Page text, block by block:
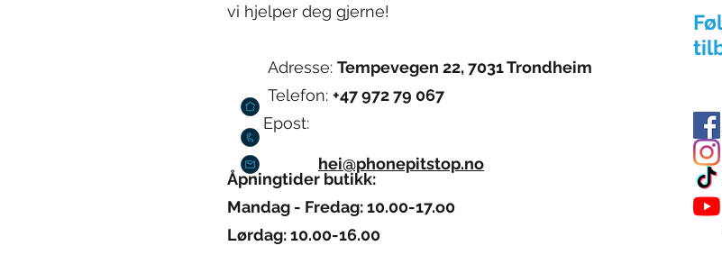
vi hjelper deg gjerne!
Adresse: Tempevegen 22, 7031 Trondheim
Telefon: +47 972 79 067
​ Epost:
Åpningtider butikk:
Mandag - Fredag: 10.00-17.o0
Lørdag: 10.00-16.00
hei@phonepitstop.no